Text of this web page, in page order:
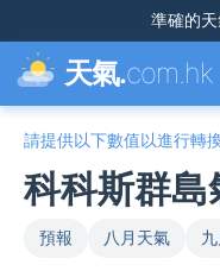
準確的
天氣.com.hk
請提供以下數值以進行轉
科科斯群
預報 八月天氣